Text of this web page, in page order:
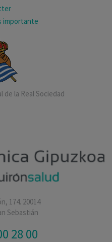
importante
de la Real Sociedad
174. 20014
Sebastián
28 00